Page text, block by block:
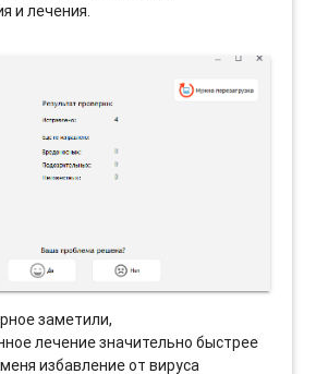
и лечения.
заметили,
лечение значительно быстрее
избавление от вируса